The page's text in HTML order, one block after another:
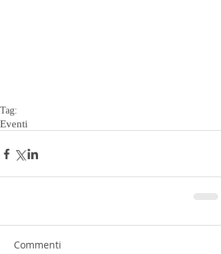
Tag:
Eventi
Commenti